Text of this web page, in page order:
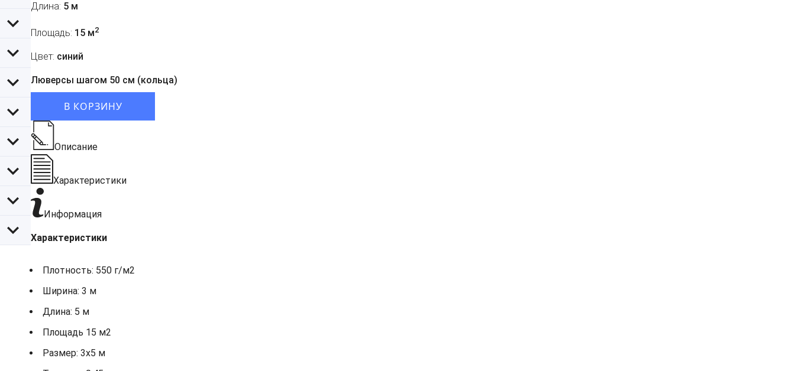
Длина: 5 м
Площадь: 15 м2
Цвет: синий
Люверсы шагом 50 см (кольца)
В КОРЗИНУ
Описание
Характеристики
Информация
Характеристики
Плотность: 550 г/м2
Ширина: 3 м
Длина: 5 м
Площадь 15 м2
Размер: 3х5 м